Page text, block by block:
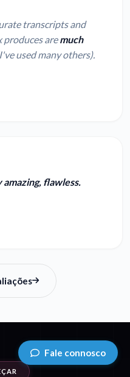
transcripts and
produces aremuch
used many others).
amazing, flawless.
Fale connosco